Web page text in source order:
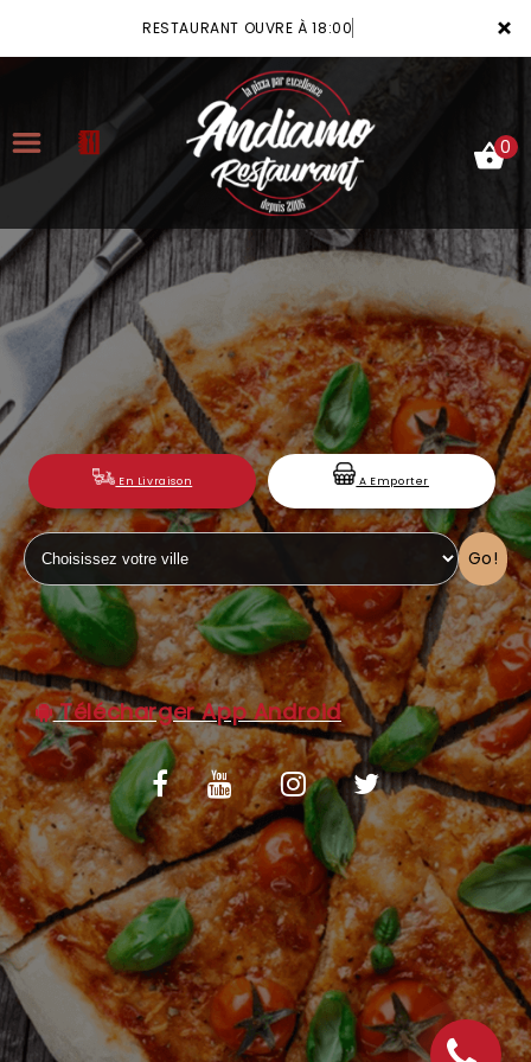
×
RESTAURANT OUVRE À 18:00
ACCUEIL
LA CARTE
VOTRE COMPTE
NOTRE RESTAURANT
VOS AVIS
MENTIONS LÉGALES
C.G.V
0
En Livraison A Emporter
Go!
Télécharger App Android